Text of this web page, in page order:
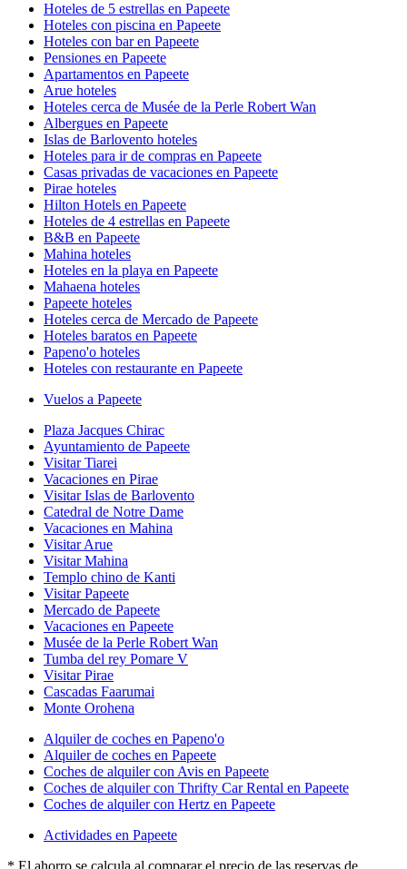
Hoteles de 5 estrellas en Papeete
Hoteles con piscina en Papeete
Hoteles con bar en Papeete
Pensiones en Papeete
Apartamentos en Papeete
Arue hoteles
Hoteles cerca de Musée de la Perle Robert Wan
Albergues en Papeete
Islas de Barlovento hoteles
Hoteles para ir de compras en Papeete
Casas privadas de vacaciones en Papeete
Pirae hoteles
Hilton Hotels en Papeete
Hoteles de 4 estrellas en Papeete
B&B en Papeete
Mahina hoteles
Hoteles en la playa en Papeete
Mahaena hoteles
Papeete hoteles
Hoteles cerca de Mercado de Papeete
Hoteles baratos en Papeete
Papeno'o hoteles
Hoteles con restaurante en Papeete
Vuelos a Papeete
Plaza Jacques Chirac
Ayuntamiento de Papeete
Visitar Tiarei
Vacaciones en Pirae
Visitar Islas de Barlovento
Catedral de Notre Dame
Vacaciones en Mahina
Visitar Arue
Visitar Mahina
Templo chino de Kanti
Visitar Papeete
Mercado de Papeete
Vacaciones en Papeete
Musée de la Perle Robert Wan
Tumba del rey Pomare V
Visitar Pirae
Cascadas Faarumai
Monte Orohena
Alquiler de coches en Papeno'o
Alquiler de coches en Papeete
Coches de alquiler con Avis en Papeete
Coches de alquiler con Thrifty Car Rental en Papeete
Coches de alquiler con Hertz en Papeete
Actividades en Papeete